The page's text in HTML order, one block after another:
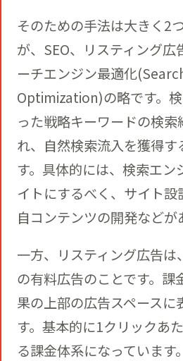
そのための手法は大きく2
が、SEO、リスティング広
ーチエンジン最適化
Optimization)の略です。
った戦略キーワードの検
れ、自然検索流入を獲得す
す。具体的には、検索エン
イトにするべく、サイト
自コンテンツの開発などが
一方、リスティング広告
の有料広告のことです。課
果の上部の広告スペースに
す。基本的に1クリックあ
る課金体系になっています。